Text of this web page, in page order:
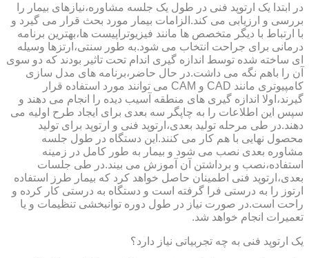
در ابتدا یک ارتوپد فنی در طول یک جلسه مشاوره،نیازهای بیمار را
بررسی و ارزیابی می کند.الزامات بیمار مورد بحث قرار می گیرد و
با ارتباط با دیگر متخصص ها مانند فیزیوتراپیست ها،بهترین برنامه
درمانی برای جراحت انتخاب می شود.به طور سنتی،ارتزها وسیله
ای ساخته شده توسط اندازه گیری اندام تحت تاثیر بودند که دو سوی
آن را باهم نگه می داشت.در حال حاضر،برنامه های مدل سازی
کامپیوتری مانند CAD و CAM می توانند مورد استفاده قرار
گیرند،اولا اندازه گیری های منطقه آسیب دیده را انجام می دهند و
سپس این اطلاعات را به چاپگر سه بعدی برای ایجاد طرح اولیه می
دهند.در طی مرحله تولید بعدی،ارتوپد فنی و ارتوپد برای تولید
محصول نهایی با هم کار می کنند.این دستگاه در طول جلسه
مشاوره بعدی نصب می شود و بیمار به طور کامل در زمینه
استفاده،نصب و برداشتن آن آموزش می بیند.در طی جلسات
بعدی،ارتوپد فنی اطمینان حاصل خواهد کرد که بیمار طرز استفاده
ارتوز را به درستی فرا گرفته است و دستگاه به درستی کار کرده و
راحت است.در صورت نیاز در طول دوره توانبخشی تنظیمات و یا
تعمیرات انجام خواهد شد.
یک ارتوپد فنی به چه تجربیاتی نیاز دارد؟